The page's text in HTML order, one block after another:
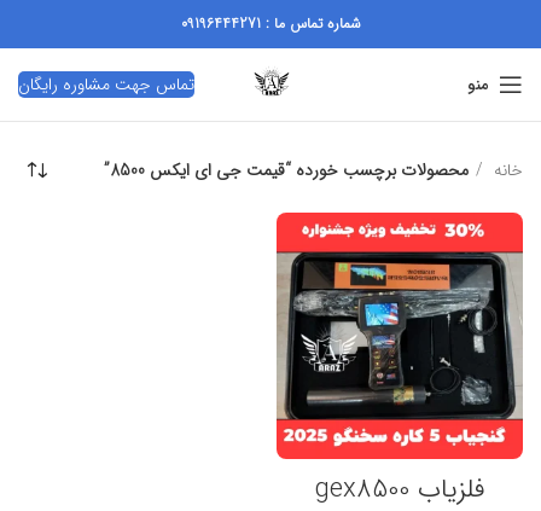
شماره تماس ما : 09196444271
منو تماس جهت مشاوره رایگان
خانه محصولات برچسب خورده “قیمت جی ای ایکس 8500”
فلزیاب gex8500